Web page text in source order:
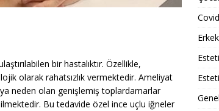
bir hastalıktır. Özellikle,
olarak rahatsızlık vermektedir. Ameliyat
neden olan genişlemiş toplardamarlar
Bu tedavide özel ince uçlu iğneler
Covid
Genel